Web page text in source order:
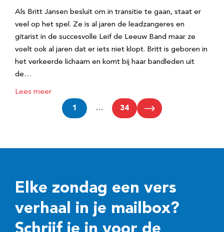
Als Britt Jansen besluit om in transitie te gaan, staat er
veel op het spel. Ze is al jaren de leadzangeres en
gitarist in de succesvolle Leif de Leeuw Band maar ze
voelt ook al jaren dat er iets niet klopt. Britt is geboren in
het verkeerde lichaam en komt bij haar bandleden uit
de…
Lees meer
1 … 34
Elke zondag een vers
verhaal in je mailbox?